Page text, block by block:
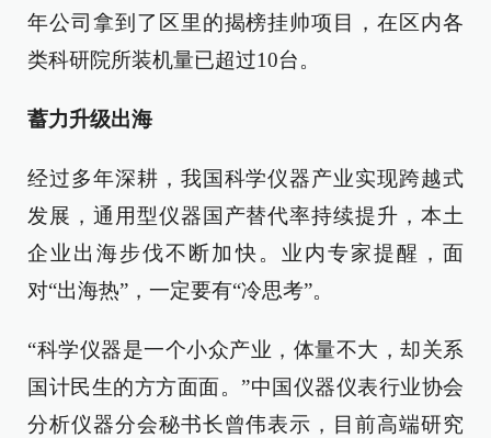
年公司拿到了区里的揭榜挂帅项目，在区内各
类科研院所装机量已超过10台。
蓄力升级出海
经过多年深耕，我国科学仪器产业实现跨越式
发展，通用型仪器国产替代率持续提升，本土
企业出海步伐不断加快。业内专家提醒，面
对“出海热”，一定要有“冷思考”。
“科学仪器是一个小众产业，体量不大，却关系
国计民生的方方面面。”中国仪器仪表行业协会
分析仪器分会秘书长曾伟表示，目前高端研究